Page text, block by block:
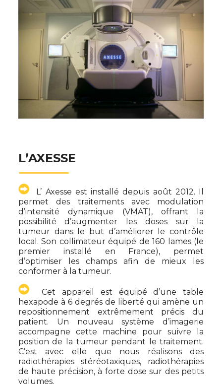
L’AXESSE
L’ Axesse est installé depuis août 2012. Il
permet des traitements avec modulation
d’intensité dynamique (VMAT), offrant la
possibilité d’augmenter les doses sur la
tumeur dans le but d’améliorer le contrôle
local. Son collimateur équipé de 160 lames (le
premier installé en France), permet
d’optimiser les champs afin de mieux les
conformer à la tumeur.
Cet appareil est équipé d’une table
hexapode à 6 degrés de liberté qui amène un
repositionnement extrêmement précis du
patient. Un nouveau système d’imagerie
accompagne cette machine pour suivre la
position de la tumeur pendant le traitement.
C’est avec elle que nous réalisons des
radiothérapies stéréotaxiques, radiothérapies
de haute précision, à forte dose sur des petits
volumes.